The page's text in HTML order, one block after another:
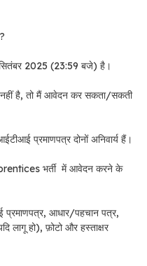
2025 (23:59 बजे) है।
नहीं है, तो मैं आवेदन कर सकता/सकती
प्रमाणपत्र दोनों अनिवार्य हैं।
भर्ती में आवेदन करने के
प्रमाणपत्र, आधार/पहचान पत्र,
लागू हो), फ़ोटो और हस्ताक्षर